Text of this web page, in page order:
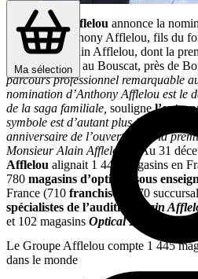
Ma sélection
Groupe Afflelou annonce la
Général d’Anthony Afflelou, fils du
d’optique, Alain Afflelou, dont la
portes en 1972 au Bouscat, près de
parcours professionnel remarquable
nomination d’Anthony Afflelou est le
de la saga familiale, souligne
symbole est d’autant plus fort qu’il
anniversaire de l’ouverture de la
Monsieur Alain Afflelou ».
Au 31
Afflelou alignait 1 445 magasins en
780 magasins d’optique sous
France (710 franchises et 70
spécialistes de l’audition
Alain
et 102 magasins Optical Discount
Le Groupe Afflelou compte 1 445
dans le monde